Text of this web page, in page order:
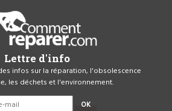
Lettre d'info
infos sur la réparation, l'obsolescence
les déchets et l'environnement.
OK